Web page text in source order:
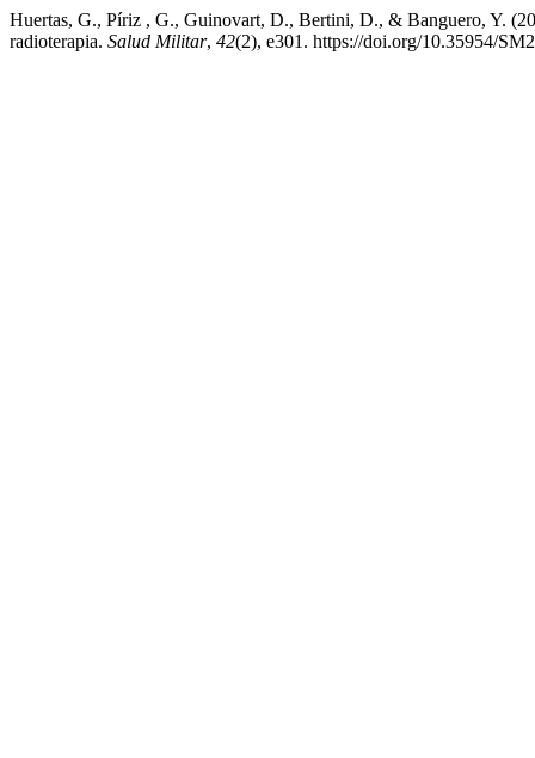
Huertas, G., Píriz , G., Guinovart, D., Bertini, D., & Banguero, Y.
radioterapia. Salud Militar, 42(2), e301. https://doi.org/10.35954/